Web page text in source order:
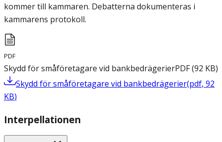
kommer till kammaren. Debatterna dokumenteras i
kammarens protokoll.
PDF
Skydd för småföretagare vid bankbedrägerierPDF(92 KB)
Skydd för småföretagare vid bankbedrägerier(pdf, 92
KB)
Interpellationen